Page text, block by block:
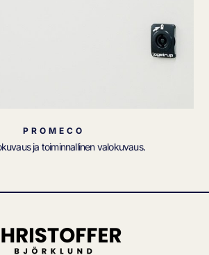
PROMECO
ja toiminnallinen valokuvaus.